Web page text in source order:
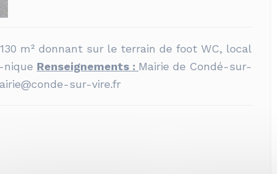
m² donnant sur le terrain de foot WC, local
nique Renseignements : Mairie de Condé-sur-
sur-vire.fr